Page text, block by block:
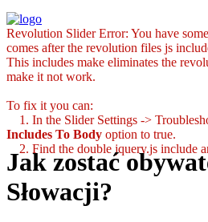
Revolution Slider Error: You have
comes after the revolution files js
This includes make eliminates the
make it not work.
To fix it you can:
1. In the Slider Settings ->
Includes To Body option to true.
2. Find the double jquery.js include
Jak zostać
Słowacji?